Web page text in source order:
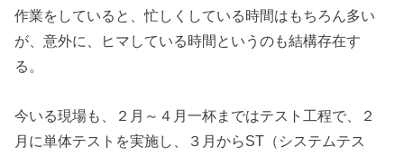
作業をしていると、忙しくしている時間はもちろん多い
が、意外に、ヒマしている時間というのも結構存在す
る。
今いる現場も、２月～４月一杯まではテスト工程で、２
月に単体テストを実施し、３月からST（システムテス